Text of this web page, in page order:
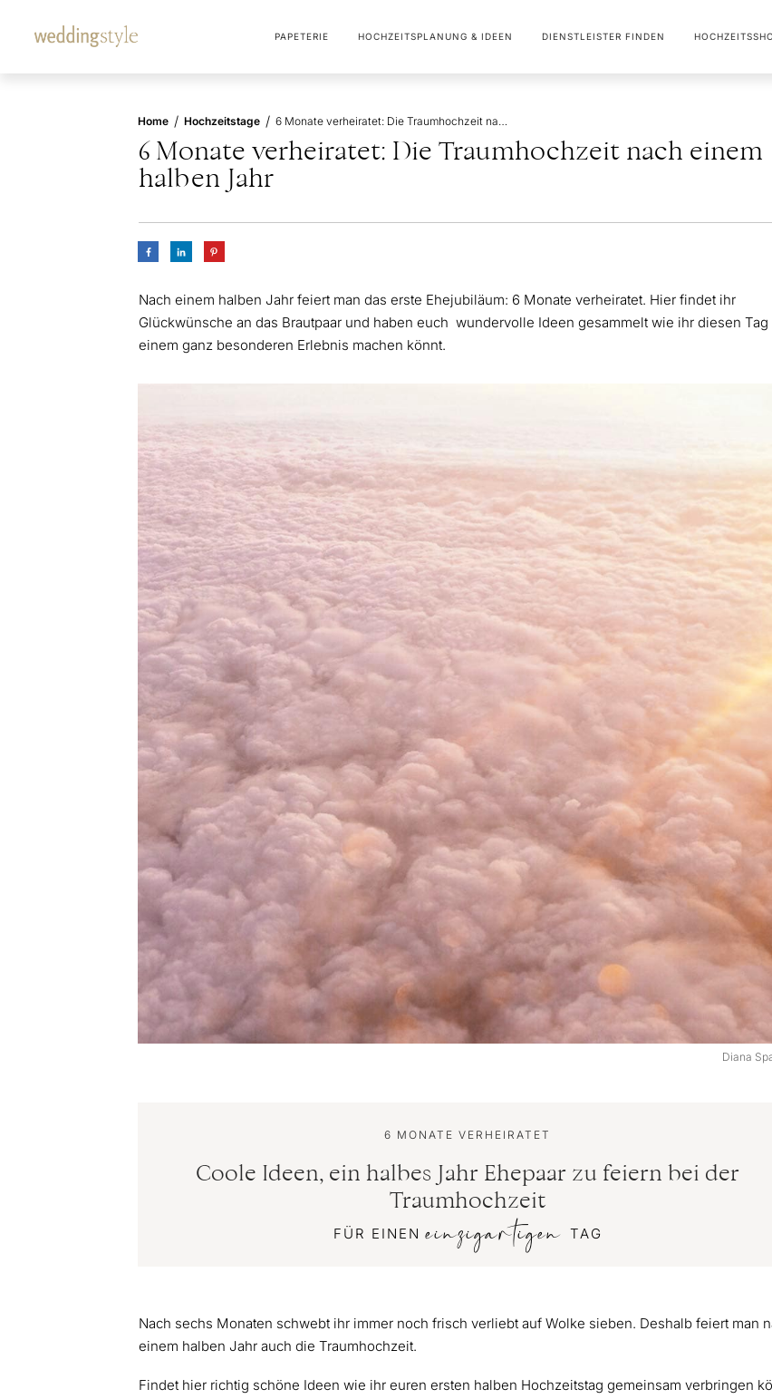
PAPETERIE HOCHZEITSPLANUNG & IDEEN DIENSTLEISTER FINDEN
Home / Hochzeitstage / 6 Monate verheiratet: Die Traumhochzeit nach einem halben Jahr
6 Monate verheiratet: Die Traumhochzeit nach einem
halben Jahr
Nach einem halben Jahr feiert man das erste Ehejubiläum: 6 Monate verheiratet. Hier findet ihr
Glückwünsche an das Brautpaar und haben euch wundervolle Ideen gesammelt wie ihr diesen Tag
einem ganz besonderen Erlebnis machen könnt.
Diana
6 MONATE VERHEIRATET
Coole Ideen, ein halbes Jahr Ehepaar zu feiern bei der
Traumhochzeit
FÜR EINENeinzigartigen TAG
Nach sechs Monaten schwebt ihr immer noch frisch verliebt auf Wolke sieben. Deshalb feiert man
einem halben Jahr auch die Traumhochzeit.
Findet hier richtig schöne Ideen wie ihr euren ersten halben Hochzeitstag gemeinsam verbringen